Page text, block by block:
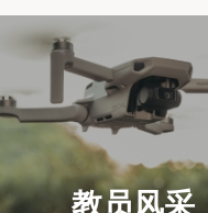
教员风采